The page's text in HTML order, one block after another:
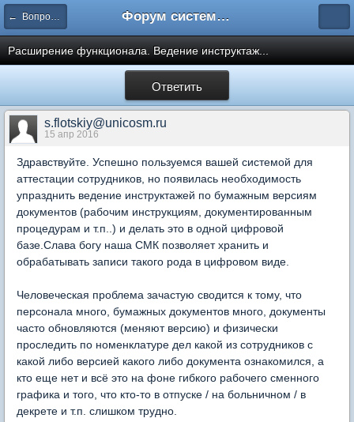
← Вопросы составления тестов Форум системы тестирования INDIGO
Расширение функционала. Ведение инструктаж...
Ответить
s.flotskiy@unicosm.ru
15 апр 2016
Здравствуйте. Успешно пользуемся вашей системой для
аттестации сотрудников, но появилась необходимость
упразднить ведение инструктажей по бумажным версиям
документов (рабочим инструкциям, документированным
процедурам и т.п..) и делать это в одной цифровой
базе.Слава богу наша СМК позволяет хранить и
обрабатывать записи такого рода в цифровом виде.
Человеческая проблема зачастую сводится к тому, что
персонала много, бумажных документов много, документы
часто обновляются (меняют версию) и физически
проследить по номенклатуре дел какой из сотрудников с
какой либо версией какого либо документа ознакомился, а
кто еще нет и всё это на фоне гибкого рабочего сменного
графика и того, что кто-то в отпуске / на больничном / в
декрете и т.п. слишком трудно.